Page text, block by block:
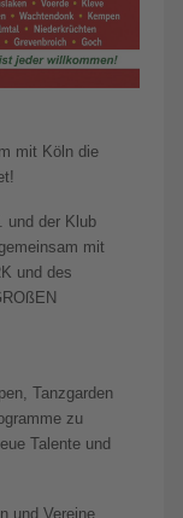
mit Köln die
und der Klub
mit
und des
Tanzgarden
zu
Talente und
und Vereine